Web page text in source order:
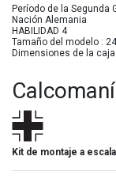
Período de la Segunda
Nación Alemania
HABILIDAD 4
Tamaño del modelo :
Dimensiones de la caja:
Kit de montaje a